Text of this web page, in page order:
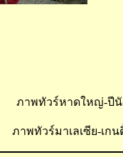
ภาพทัวร์หาดใหญ่-ปีนั
ภาพทัวร์มาเลเซีย-เกน